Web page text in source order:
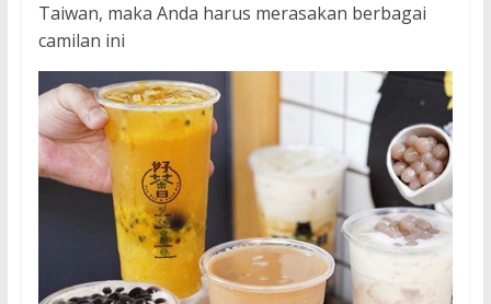
Taiwan, maka Anda harus merasakan berbagai
camilan ini